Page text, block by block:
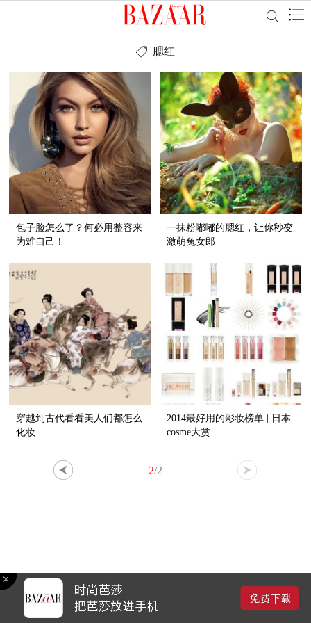
腮红
包子脸怎么了？何必用整容来
为难自己！
一抹粉嘟嘟的腮红，让你秒变
激萌兔女郎
穿越到古代看看美人们都怎么
化妆
2014最好用的彩妆榜单 | 日本
cosme大赏
2/2